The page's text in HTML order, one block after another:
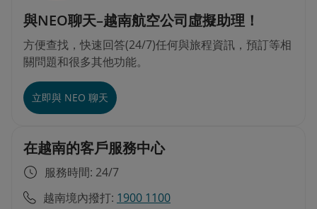
與NEO聊天–越南航空公司虛擬助理！
方便查找，快速回答(24/7)任何與旅程資訊，預訂等相
關問題和很多其他功能。
立即與 NEO 聊天
在越南的客戶服務中心
服務時間: 24/7
越南境內撥打: 1900 1100